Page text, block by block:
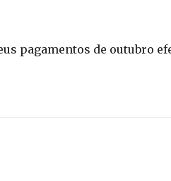
pagamentos de outubro